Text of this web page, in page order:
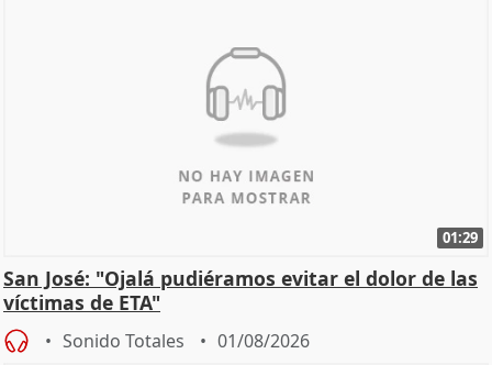
01:29
San José: "Ojalá pudiéramos evitar el dolor de las
víctimas de ETA"
Sonido Totales 01/08/2026